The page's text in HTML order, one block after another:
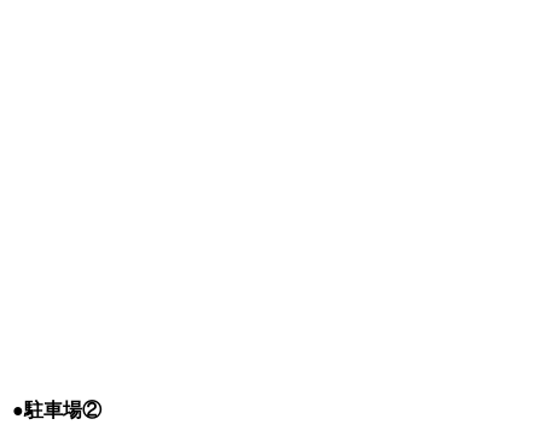
●駐車場②